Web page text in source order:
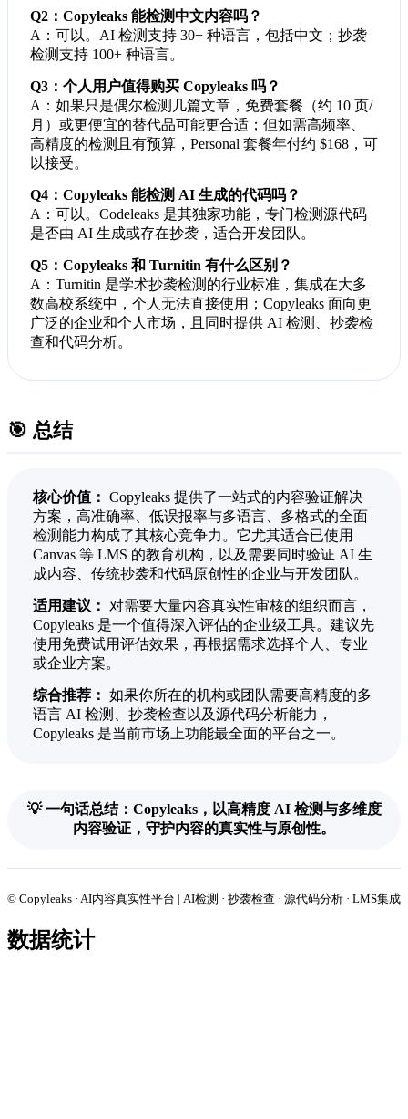
Q2：Copyleaks 能检测中文内容吗？
A：可以。AI 检测支持 30+ 种语言，包括中文；抄袭
检测支持 100+ 种语言。
Q3：个人用户值得购买 Copyleaks 吗？
A：如果只是偶尔检测几篇文章，免费套餐（约 10 页/
月）或更便宜的替代品可能更合适；但如需高频率、
高精度的检测且有预算，Personal 套餐年付约 $168，可
以接受。
Q4：Copyleaks 能检测 AI 生成的代码吗？
A：可以。Codeleaks 是其独家功能，专门检测源代码
是否由 AI 生成或存在抄袭，适合开发团队。
Q5：Copyleaks 和 Turnitin 有什么区别？
A：Turnitin 是学术抄袭检测的行业标准，集成在大多
数高校系统中，个人无法直接使用；Copyleaks 面向更
广泛的企业和个人市场，且同时提供 AI 检测、抄袭检
查和代码分析。
🎯 总结
核心价值： Copyleaks 提供了一站式的内容验证解决
方案，高准确率、低误报率与多语言、多格式的全面
检测能力构成了其核心竞争力。它尤其适合已使用
Canvas 等 LMS 的教育机构，以及需要同时验证 AI 生
成内容、传统抄袭和代码原创性的企业与开发团队。
适用建议：
对需要大量内容真实性审核的组织而言，
Copyleaks 是一个值得深入评估的企业级工具。建议先
使用免费试用评估效果，再根据需求选择个人、专业
或企业方案。
综合推荐： 如果你所在的机构或团队需要高精度的多
语言 AI 检测、抄袭检查以及源代码分析能力，
Copyleaks 是当前市场上功能最全面的平台之一。
💡 一句话总结：Copyleaks，以高精度 AI 检测与多维度
内容验证，守护内容的真实性与原创性。
© Copyleaks · AI内容真实性平台 | AI检测 · 抄袭检查 · 源代码分析 · LMS集成
数据统计